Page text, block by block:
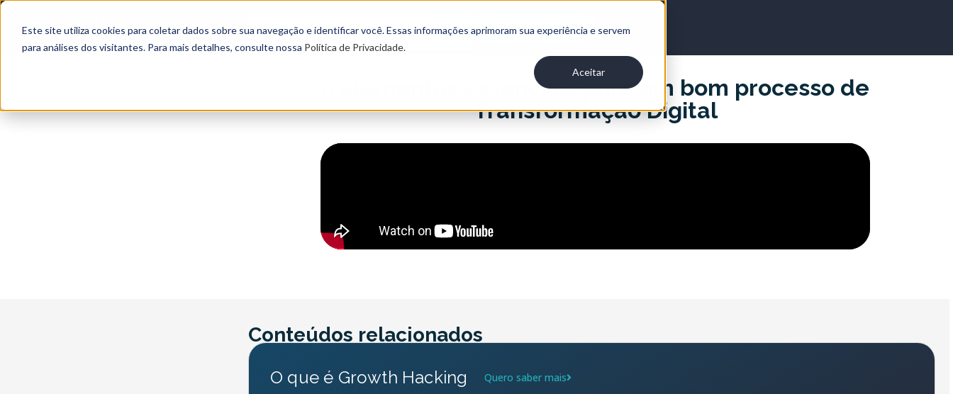
Este site utiliza cookies para coletar dados sobre sua navegação e identificar você. Essas informações aprimoram sua experiência e servem
para análises dos visitantes. Para mais detalhes, consulte nossa Política de Privacidade.
Aceitar
Entre em contato
5 elementos essenciais para um bom processo de
Transformação Digital
Conteúdos relacionados
O que é Growth Hacking Quero saber mais